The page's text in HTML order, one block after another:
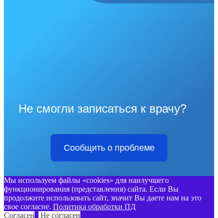
Не смогли записаться к врачу?
Сообщить о проблеме
Мы используем файлы «cookies» для наилучшего
функционирования (представления) сайта. Если Вы
продолжите использовать сайт, значит Вы даете нам на это
свое согласие. Политика обработки ПД
Согласен
Не согласен